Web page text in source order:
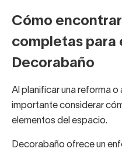
Cómo
completas para
Decorabaño
Al planificar una reforma
importante considerar
elementos del espacio.
Decorabaño ofrece un